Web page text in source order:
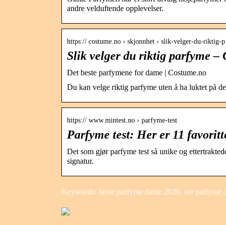
andre velduftende opplevelser.
https:// costume.no › skjonnhet › slik-velger-du-riktig-
Slik velger du riktig parfyme –
Det beste parfymene for dame | Costume.no
Du kan velge riktig parfyme uten å ha luktet på
https:// www.mintest.no › parfyme-test
Parfyme test: Her er 11
Det som gjør parfyme test så unike og
signatur.
Keywords: beste parfyme dame 2020, søt parfyme